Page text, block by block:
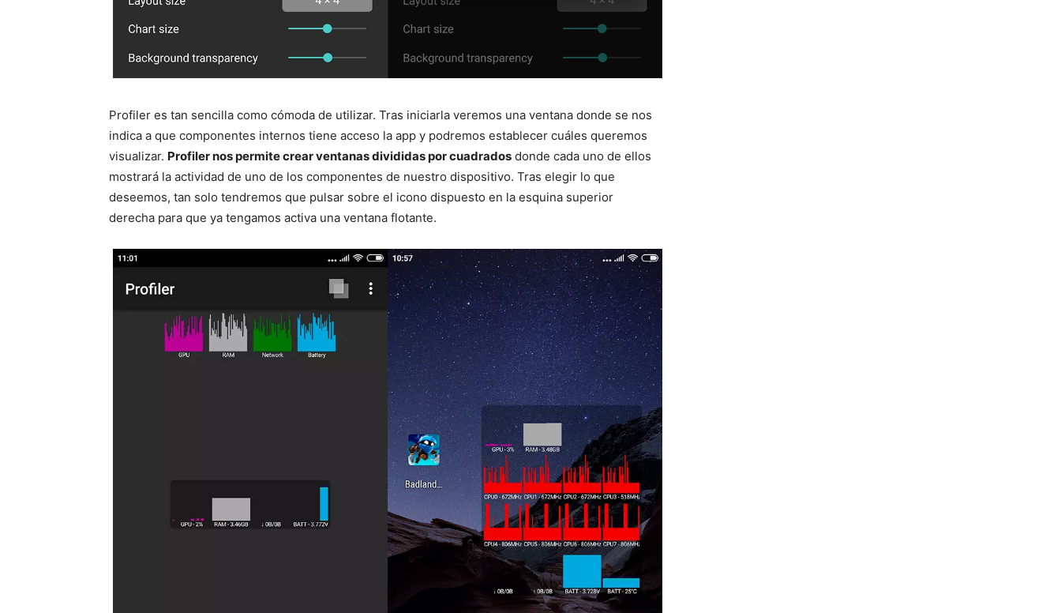
Profiler es tan sencilla como cómoda de utilizar. Tras iniciarla veremos una ventana donde se nos
indica a que componentes internos tiene acceso la app y podremos establecer cuáles queremos
visualizar. Profiler nos permite crear ventanas divididas por cuadrados donde cada uno de ellos
mostrará la actividad de uno de los componentes de nuestro dispositivo. Tras elegir lo que
deseemos, tan solo tendremos que pulsar sobre el icono dispuesto en la esquina superior
derecha para que ya tengamos activa una ventana flotante.